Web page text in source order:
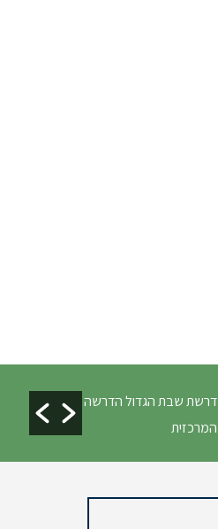
דרשת שבת הגדול הדרשה
המרכזית